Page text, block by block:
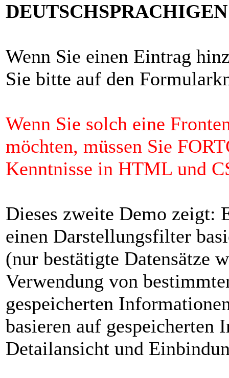
Wenn Sie einen Eintrag
Sie bitte auf den
Wenn Sie solch eine
möchten, müssen Sie
Kenntnisse in HTML und
Dieses zweite Demo zeigt:
einen Darstellungsfilter
(nur bestätigte Datensätze
Verwendung von
gespeicherten
basieren auf gespeicherten
Detailansicht und